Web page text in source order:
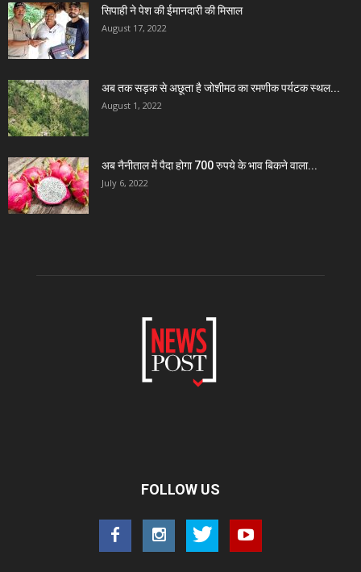
सिपाही ने पेश की ईमानदारी की मिसाल
August 17, 2022
अब तक सड़क से अछूता है जोशीमठ का रमणीक पर्यटक स्थल...
August 1, 2022
अब नैनीताल में पैदा होगा 700 रुपये के भाव बिकने वाला...
July 6, 2022
FOLLOW US